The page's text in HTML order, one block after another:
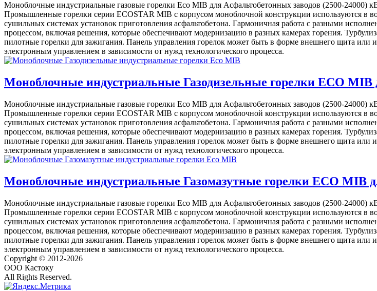
Моноблочные индустриальные газовые горелки Eco MIB для Асфальтобетонных заводов (2500-24000)
Промышленные горелки серии ECOSTAR MIB с корпусом моноблочной конструкции используются в
сушильных системах установок приготовления асфальтобетона. Гармоничная работа с разными
процессом, включая решения, которые обеспечивают модернизацию в разных камерах горения.
пилотные горелки для зажигания. Панель управления горелок может быть в форме внешнего щита или
электронным управлением в зависимости от нужд технологического процесса.
Моноблочные индустриальные Газодизельные горелки ECO MIB
Моноблочные индустриальные газовые горелки Eco MIB для Асфальтобетонных заводов (2500-24000)
Промышленные горелки серии ECOSTAR MIB с корпусом моноблочной конструкции используются в
сушильных системах установок приготовления асфальтобетона. Гармоничная работа с разными
процессом, включая решения, которые обеспечивают модернизацию в разных камерах горения.
пилотные горелки для зажигания. Панель управления горелок может быть в форме внешнего щита или
электронным управлением в зависимости от нужд технологического процесса.
Моноблочные индустриальные Газомазутные горелки ECO MIB
Моноблочные индустриальные газовые горелки Eco MIB для Асфальтобетонных заводов (2500-24000)
Промышленные горелки серии ECOSTAR MIB с корпусом моноблочной конструкции используются в
сушильных системах установок приготовления асфальтобетона. Гармоничная работа с разными
процессом, включая решения, которые обеспечивают модернизацию в разных камерах горения.
пилотные горелки для зажигания. Панель управления горелок может быть в форме внешнего щита или
электронным управлением в зависимости от нужд технологического процесса.
Copyright © 2012-2026
ООО Кастоку
All Rights Reserved.